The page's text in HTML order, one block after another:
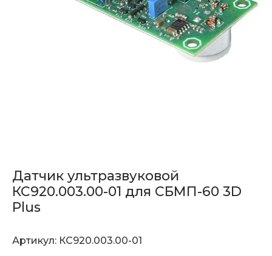
Датчик ультразвуковой
КС920.003.00-01 для СБМП-60 3D
Plus
Артикул: КС920.003.00-01